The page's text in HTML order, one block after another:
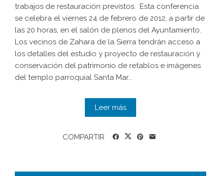
trabajos de restauración previstos. Esta conferencia
se celebra el viernes 24 de febrero de 2012, a partir de
las 20 horas, en el salón de plenos del Ayuntamiento.
Los vecinos de Zahara de la Sierra tendrán acceso a
los detalles del estudio y proyecto de restauración y
conservación del patrimonio de retablos e imágenes
del templo parroquial Santa Mar...
Leer más
COMPARTIR